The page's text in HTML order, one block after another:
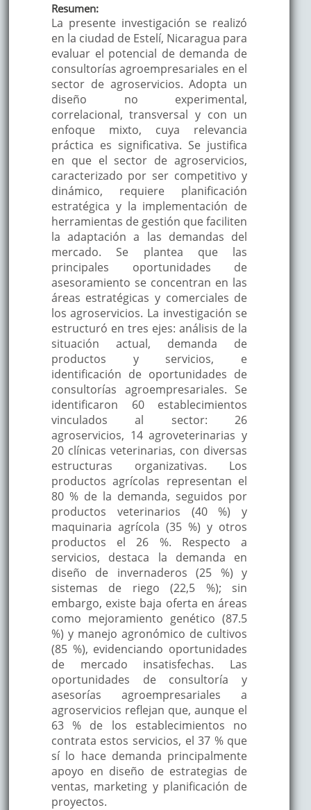
Resumen:
La presente investigación se realizó
en la ciudad de Estelí, Nicaragua para
evaluar el potencial de demanda de
consultorías agroempresariales en el
sector de agroservicios. Adopta un
diseño no experimental,
correlacional, transversal y con un
enfoque mixto, cuya relevancia
práctica es significativa. Se justifica
en que el sector de agroservicios,
caracterizado por ser competitivo y
dinámico, requiere planificación
estratégica y la implementación de
herramientas de gestión que faciliten
la adaptación a las demandas del
mercado. Se plantea que las
principales oportunidades de
asesoramiento se concentran en las
áreas estratégicas y comerciales de
los agroservicios. La investigación se
estructuró en tres ejes: análisis de la
situación actual, demanda de
productos y servicios, e
identificación de oportunidades de
consultorías agroempresariales. Se
identificaron 60 establecimientos
vinculados al sector: 26
agroservicios, 14 agroveterinarias y
20 clínicas veterinarias, con diversas
estructuras organizativas. Los
productos agrícolas representan el
80 % de la demanda, seguidos por
productos veterinarios (40 %) y
maquinaria agrícola (35 %) y otros
productos el 26 %. Respecto a
servicios, destaca la demanda en
diseño de invernaderos (25 %) y
sistemas de riego (22,5 %); sin
embargo, existe baja oferta en áreas
como mejoramiento genético (87.5
%) y manejo agronómico de cultivos
(85 %), evidenciando oportunidades
de mercado insatisfechas. Las
oportunidades de consultoría y
asesorías agroempresariales a
agroservicios reflejan que, aunque el
63 % de los establecimientos no
contrata estos servicios, el 37 % que
sí lo hace demanda principalmente
apoyo en diseño de estrategias de
ventas, marketing y planificación de
proyectos.